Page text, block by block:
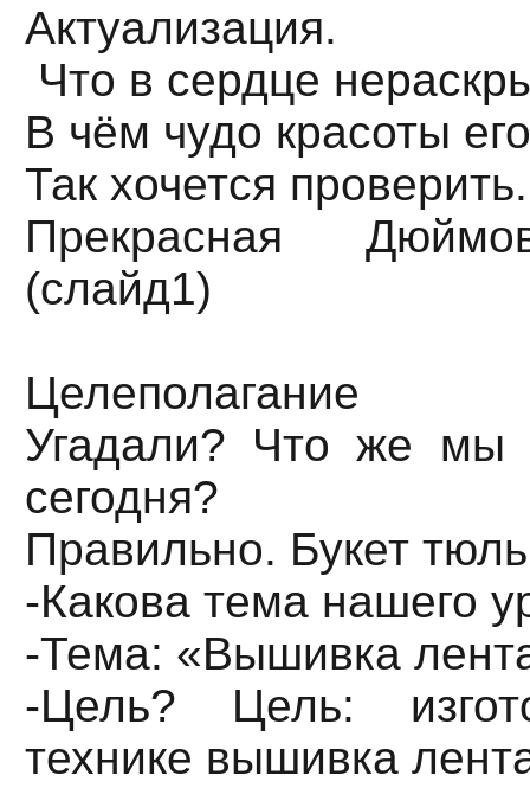
Актуализация.
Что в сердце
В чём чудо красоты
Так хочется
Прекрасная
(слайд1)
Целеполагание
Угадали? Что же мы
сегодня?
Правильно. Букет
-Какова тема нашего
-Тема: «Вышивка
-Цель? Цель:
технике вышивка